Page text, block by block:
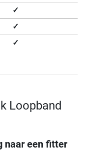
✓
✓
✓
Loopband
naar een fitter